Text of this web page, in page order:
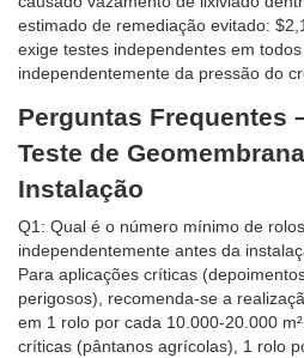
estimado de remediação evitado:
exige testes independentes em todos
independentemente da pressão do
Perguntas Frequentes
Teste de
Instalação
Q1: Qual é o número mínimo de
independentemente antes da
Para aplicações críticas
perigosos), recomenda-se a
em 1 rolo por cada 10.000-20.000
críticas (pântanos agrícolas), 1 rolo